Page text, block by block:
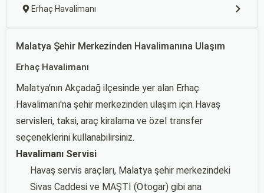
Erhaç Havalimanı
Malatya Şehir Merkezinden Havalimanına Ulaşım
Erhaç Havalimanı
Malatya'nın Akçadağ ilçesinde yer alan Erhaç
Havalimanı'na şehir merkezinden ulaşım için Havaş
servisleri, taksi, araç kiralama ve özel transfer
seçeneklerini kullanabilirsiniz.
Havalimanı Servisi
Havaş servis araçları, Malatya şehir merkezindeki
Sivas Caddesi ve MAŞTİ (Otogar) gibi ana